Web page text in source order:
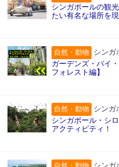
シンガポールの観
たい有名な場所を
自然・動物
シンガ
ガーデンズ・バイ
フォレスト編】
自然・動物
シンガ
シンガポール・シ
アクティビティ！
シンガ